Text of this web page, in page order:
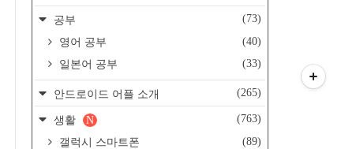
공부
(73)
영어 공부
(40)
일본어 공부
(33)
안드로이드 어플 소개 (265)
생활 (763)
N
갤럭시 스마트폰
(89)